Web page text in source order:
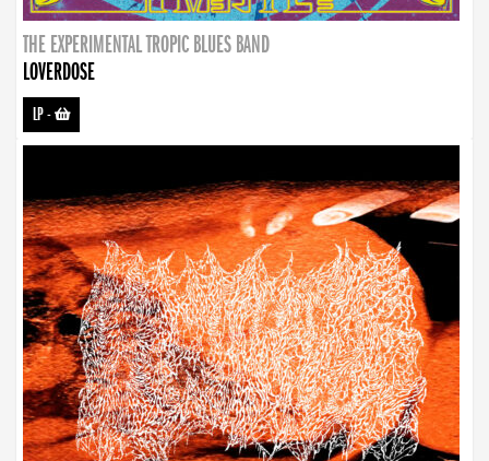
THE EXPERIMENTAL TROPIC BLUES BAND
LOVERDOSE
LP-